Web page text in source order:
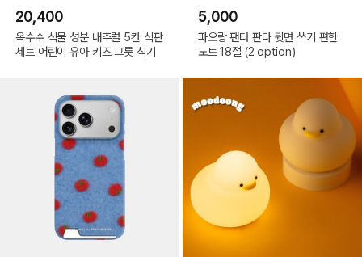
20,400
옥수수 식물 성분 내추럴 5칸 식판
세트 어린이 유아 키즈 그릇 식기
5,000
파오랑 팬더 판다 뒷면 쓰기 편한
노트 18절 (2 option)